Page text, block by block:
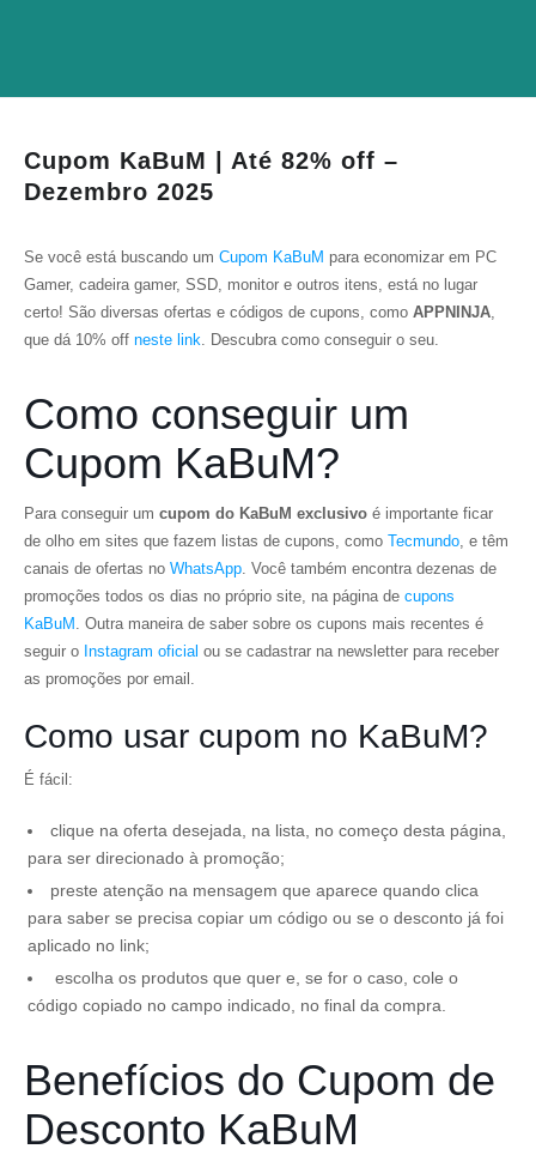
Cupom KaBuM | Até 82% off –
Dezembro 2025
Se você está buscando um Cupom KaBuM para economizar em PC
Gamer, cadeira gamer, SSD, monitor e outros itens, está no lugar
certo! São diversas ofertas e códigos de cupons, como APPNINJA,
que dá 10% off neste link. Descubra como conseguir o seu.
Como conseguir um
Cupom KaBuM?
Para conseguir um cupom do KaBuM exclusivo é importante ficar
de olho em sites que fazem listas de cupons, como Tecmundo, e têm
canais de ofertas no WhatsApp. Você também encontra dezenas de
promoções todos os dias no próprio site, na página de cupons
KaBuM . Outra maneira de saber sobre os cupons mais recentes é
seguir o Instagram oficial ou se cadastrar na newsletter para receber
as promoções por email.
Como usar cupom no KaBuM?
É fácil:
clique na oferta desejada, na lista, no começo desta página,
para ser direcionado à promoção;
preste atenção na mensagem que aparece quando clica
para saber se precisa copiar um código ou se o desconto já foi
aplicado no link;
escolha os produtos que quer e, se for o caso, cole o
código copiado no campo indicado, no final da compra.
Benefícios do Cupom de
Desconto KaBuM